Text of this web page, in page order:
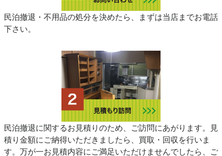
民泊撤退・不用品の処分を決めたら、まずは当店までお電話
下さい。
民泊撤退に関するお見積りのため、ご訪問にあがります。見
積り金額にご納得いただきましたら、買取・回収を行いま
す。万が一お見積内容にご満足いただけませんでしたら、ご